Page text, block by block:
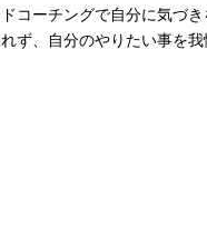
コーチングで自分に気づき
ず、自分のやりたい事を